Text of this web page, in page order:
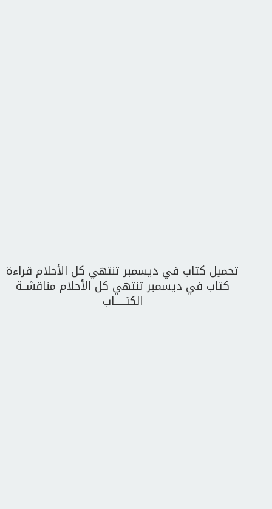
تحميل كتاب في ديسمبر تنتهي كل الأحلام قراءة
كتاب في ديسمبر تنتهي كل الأحلام مناقشــة
الكتــــــاب